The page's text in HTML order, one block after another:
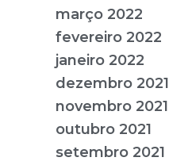
março 2022
fevereiro 2022
janeiro 2022
dezembro 2021
novembro 2021
outubro 2021
setembro 2021